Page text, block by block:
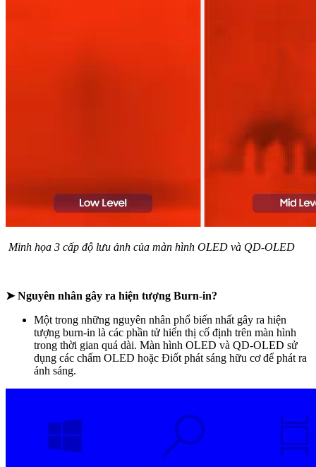
Minh họa 3 cấp độ lưu ảnh của màn hình OLED và QD-OLED
➤ Nguyên nhân gây ra hiện tượng Burn-in?
Một trong những nguyên nhân phổ biến nhất gây ra hiện
tượng burn-in là các phần tử hiển thị cố định trên màn hình
trong thời gian quá dài. Màn hình OLED và QD-OLED sử
dụng các chấm OLED hoặc Điốt phát sáng hữu cơ để phát ra
ánh sáng.